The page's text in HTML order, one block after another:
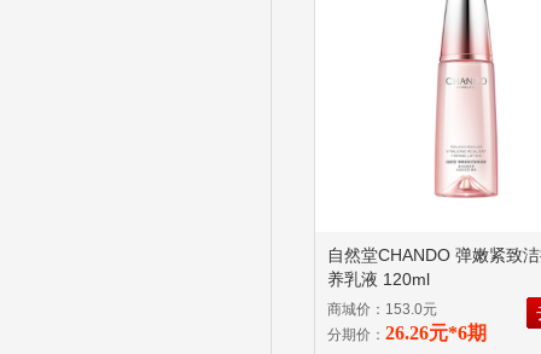
自然堂CHANDO 弹嫩紧致
养乳液 120ml
商城价：153.0元
分期价： 26.26元*6期